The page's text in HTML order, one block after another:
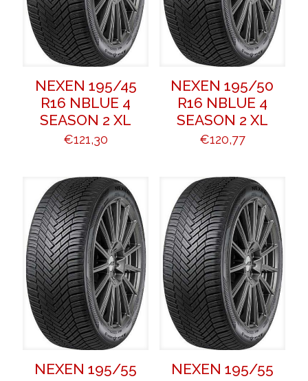
NEXEN 195/45
R16 NBLUE 4
SEASON 2 XL
€121,30
NEXEN 195/50
R16 NBLUE 4
SEASON 2 XL
€120,77
NEXEN 195/55
NEXEN 195/55